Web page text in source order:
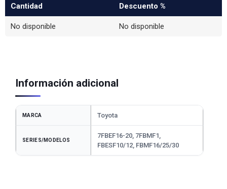
Cantidad Descuento %
No disponible No disponible
Información adicional
MARCA Toyota
SERIES/MODELOS
7FBEF16-20, 7FBMF1,
FBESF10/12, FBMF16/25/30